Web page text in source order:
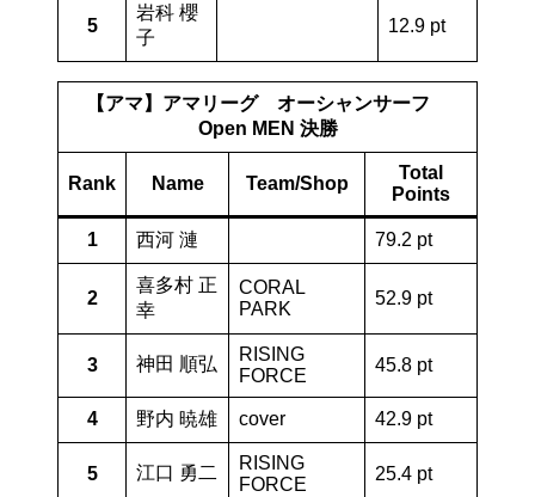
5
岩科 櫻
子
12.9 pt
【アマ】アマリーグ オーシャンサーフ
Open MEN 決勝
Rank Name Team/Shop
Total
Points
1 西河 漣 79.2 pt
2
喜多村 正
幸
CORAL
PARK
52.9 pt
3 神田 順弘
RISING
FORCE
45.8 pt
4 野内 暁雄 cover 42.9 pt
5 江口 勇二
RISING
FORCE
25.4 pt